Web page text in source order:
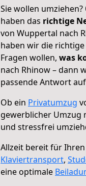
Sie wollen
haben das richtige
von Wuppertal nach
haben wir die
Fragen wollen, was
nach Rhinow – dann
passende Antwort
Ob ein Privatumzug
gewerblicher Umzug
und stressfrei
Allzeit bereit für Ihren
Klaviertransport,
eine optimale